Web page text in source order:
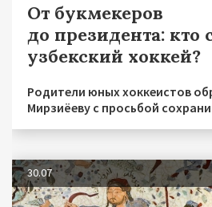
От букмекеров
до президента: кто
узбекский хоккей?
Родители юных хоккеистов
Мирзиёеву с просьбой
30.07